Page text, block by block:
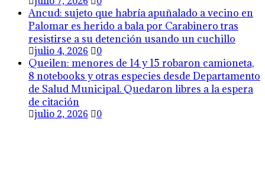
Ancud: sujeto que habría apuñalado a vecino en
Palomar es herido a bala por Carabinero tras
resistirse a su detención usando un cuchillo
julio 4, 2026 0
Queilen: menores de 14 y 15 robaron camioneta,
8 notebooks y otras especies desde Departamento
de Salud Municipal. Quedaron libres a la espera
de citación
julio 2, 2026 0